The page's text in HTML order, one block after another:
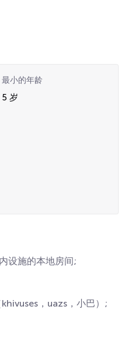
最小的年龄
5 岁
设施的本地房间;
，uazs，小巴）;